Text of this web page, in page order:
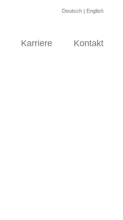
Karriere Kontakt
Deutsch | English